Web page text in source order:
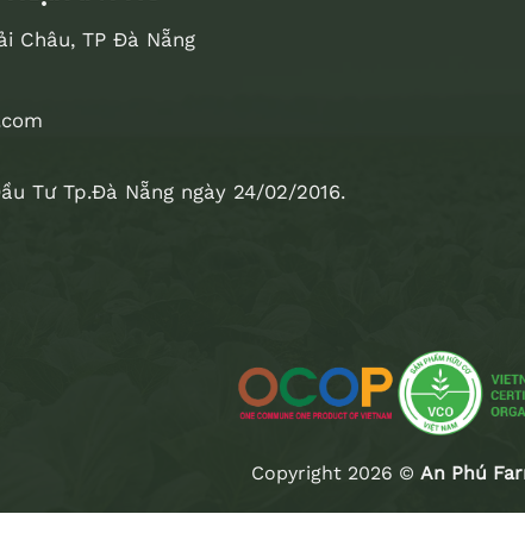
Châu, TP Đà Nẵng
Tư Tp.Đà Nẵng ngày 24/02/2016.
Copyright 2026 © An Phú